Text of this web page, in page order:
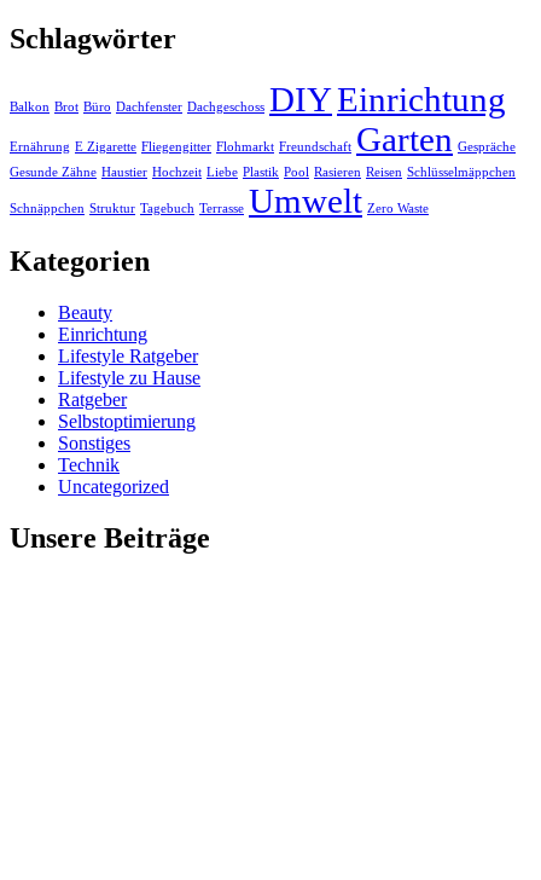
Schlagwörter
Balkon Brot Büro Dachfenster Dachgeschoss DIYEinrichtung
Ernährung E Zigarette Fliegengitter Flohmarkt Freundschaft Garten Gespräche
Gesunde Zähne Haustier Hochzeit Liebe Plastik Pool Rasieren Reisen Schlüsselmäppchen
Schnäppchen Struktur Tagebuch Terrasse Umwelt Zero Waste
Kategorien
Beauty
Einrichtung
Lifestyle Ratgeber
Lifestyle zu Hause
Ratgeber
Selbstoptimierung
Sonstiges
Technik
Uncategorized
Unsere Beiträge